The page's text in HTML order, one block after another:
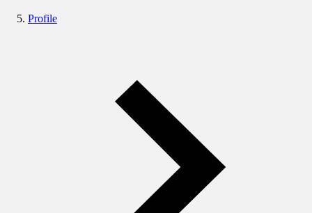
Profile